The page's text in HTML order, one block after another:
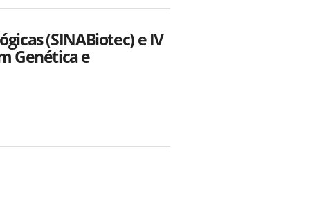
(SINABiotec) e IV
Genética e